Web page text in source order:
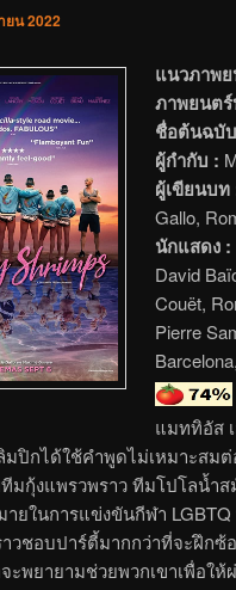
ยน 2022
แนวภาพ
ภาพยนตร์
ชื่อต้นฉบั
ผู้กำกับ :
ผู้เขียนบท
Gallo,
นักแสดง :
David
Couët,
Pierre
แมททิอัส
มปิกได้ใช้คำพูดไม่เหมาะสม
มกุ้งแพรวพราว ทีมโปโลน้ำส
ายในการแข่งขันกีฬา
วชอบปาร์ตี้มากกว่าที่จะฝึกซ้
ะพยายามช่วยพวกเขาเพื่อใ